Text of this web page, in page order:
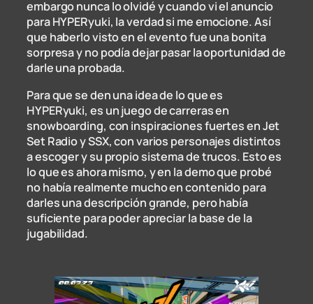
embargo nunca lo olvidé y cuando vi el anuncio
para HYPERyuki, la verdad si me emocione. Así
que haberlo visto en el evento fue una bonita
sorpresa y no podía dejar pasar la oportunidad de
darle una probada.
Para que se den una idea de lo que es
HYPERyuki, es un juego de carreras en
snowboarding, con inspiraciones fuertes en Jet
Set Radio y SSX, con varios personajes distintos
a escoger y su propio sistema de trucos. Esto es
lo que es ahora mismo, y en la demo que probé
no había realmente mucho en contenido para
darles una descripción grande, pero había
suficiente para poder apreciar la base de la
jugabilidad.